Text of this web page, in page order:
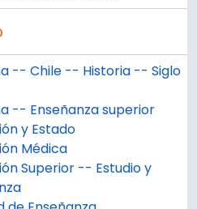
-- Chile -- Historia -- Siglo
-- Enseñanza superior
y Estado
Médica
Superior -- Estudio y